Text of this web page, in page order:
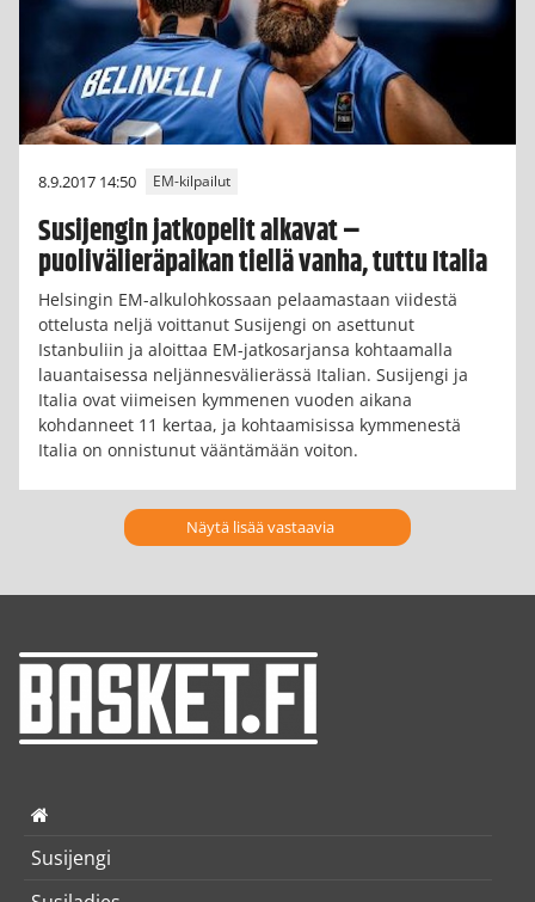
8.9.2017 14:50 EM-kilpailut
Susijengin jatkopelit alkavat –
puolivälieräpaikan tiellä vanha, tuttu Italia
Helsingin EM-alkulohkossaan pelaamastaan viidestä
ottelusta neljä voittanut Susijengi on asettunut
Istanbuliin ja aloittaa EM-jatkosarjansa kohtaamalla
lauantaisessa neljännesvälierässä Italian. Susijengi ja
Italia ovat viimeisen kymmenen vuoden aikana
kohdanneet 11 kertaa, ja kohtaamisissa kymmenestä
Italia on onnistunut vääntämään voiton.
Näytä lisää vastaavia
Susijengi